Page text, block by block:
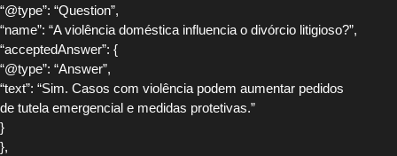
“@type”: “Question”,
“name”: “A violência doméstica influencia o divórcio litigioso?”,
“acceptedAnswer”: {
“@type”: “Answer”,
“text”: “Sim. Casos com violência podem aumentar pedidos
de tutela emergencial e medidas protetivas.”
}
},